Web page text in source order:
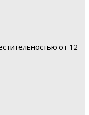
от 12